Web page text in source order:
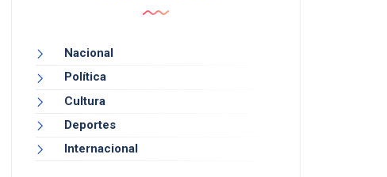
Nacional
Política
Cultura
Deportes
Internacional